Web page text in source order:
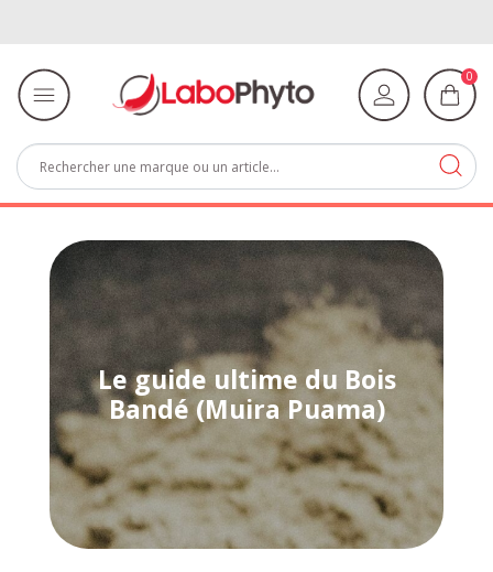
0
Le guide ultime du Bois
Bandé (Muira Puama)